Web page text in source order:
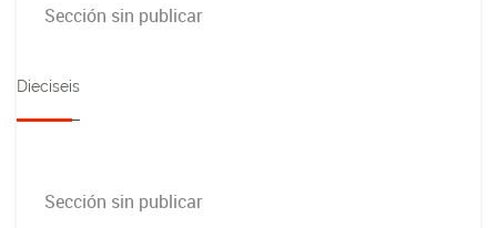
Sección sin publicar
Dieciseis
Sección sin publicar